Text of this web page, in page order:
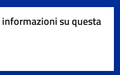
su questa
su 5
5